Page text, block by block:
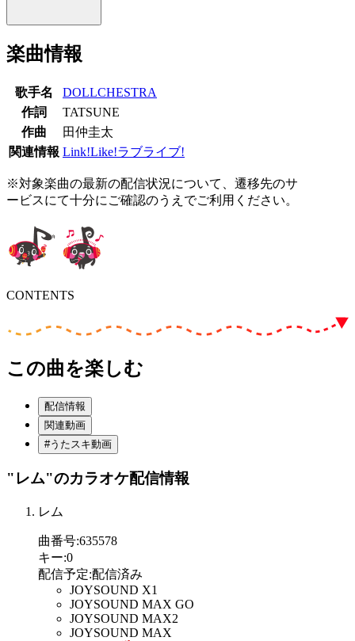
楽曲情報
歌手名
DOLLCHESTRA
作詞
TATSUNE
作曲
田仲圭太
関連情報 Link!Like!ラブライブ!
※対象楽曲の最新の配信状況について、遷移先のサ
ービスにて十分にご確認のうえでご利用ください。
CONTENTS
この曲を楽しむ
配信情報
関連動画
#うたスキ動画
"レム"のカラオケ配信情報
レム
曲番号:635578
キー:0
配信予定:配信済み
JOYSOUND X1
JOYSOUND MAX GO
JOYSOUND MAX2
JOYSOUND MAX